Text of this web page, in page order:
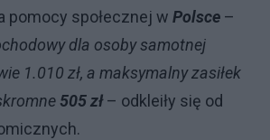
pomocy społecznej w Polsce –
dla osoby samotnej
1.010 zł, a maksymalny zasiłek
505 zł– odkleiły się od